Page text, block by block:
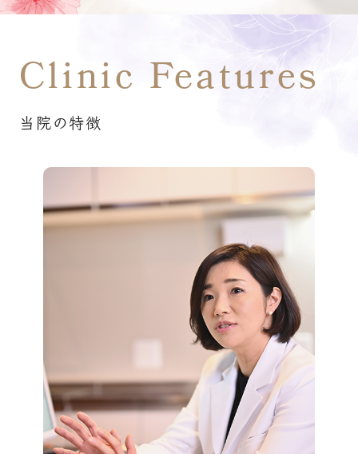
Clinic Features
当院の特徴